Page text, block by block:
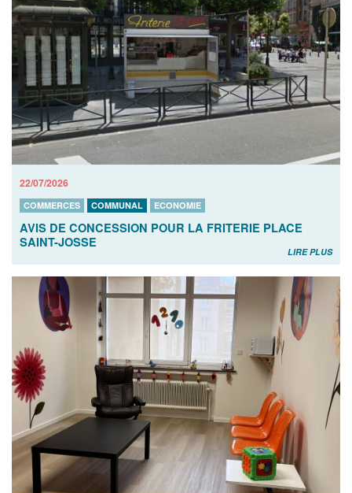
22/07/2026
COMMERCES COMMUNAL ECONOMIE
AVIS DE CONCESSION POUR LA FRITERIE PLACE
SAINT-JOSSE
LIRE PLUS